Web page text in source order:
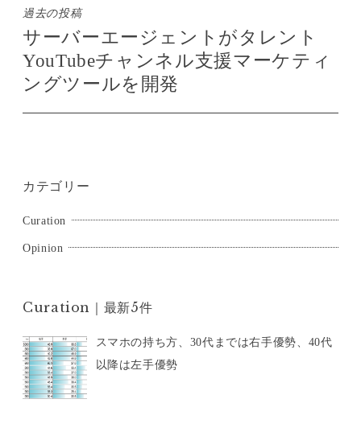
投
稿
ナ
ビ
ゲ
ョ
過去の投稿
サーバーエージェントがタレント
YouTubeチャンネル支援マーケティ
ングツールを開発
カテゴリー
Curation
Opinion
Curation｜最新5件
スマホの持ち方、30代までは右手優勢、40代
以降は左手優勢